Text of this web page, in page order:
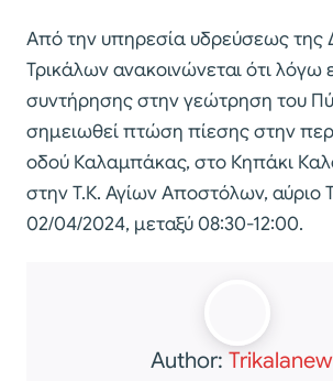
Από την υπηρεσία υδρεύσεως της
Τρικάλων ανακοινώνεται ότι λόγω
συντήρησης στην γεώτρηση του
σημειωθεί πτώση πίεσης στην
οδού Καλαμπάκας, στο Κηπάκι
στην Τ.Κ. Αγίων Αποστόλων, αύριο
02/04/2024, μεταξύ 08:30-12:00.
Author: